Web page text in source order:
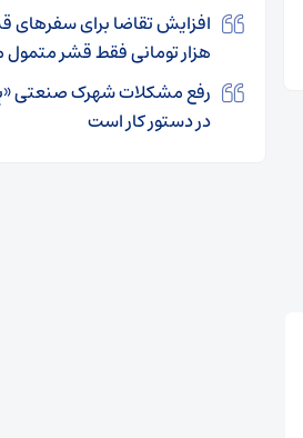
هزار تومانی فقط قشر متمول
رفع مشکلات شهرک صنعتی
در دستور کار است